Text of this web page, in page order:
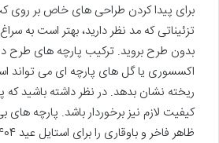
برای پیدا کردن طراحی های خاص بر
تزئیناتی که مد نظر دارید، بهتر است به
بدون طرح بروید. ترکیب پارچه های طرح
اکسسوری یا گل های پارچه ای می تواند
ریخته نشان بدهد. در نظر داشته باشید که
کیفیت لازم نیز برخوردار باشد. پارچه